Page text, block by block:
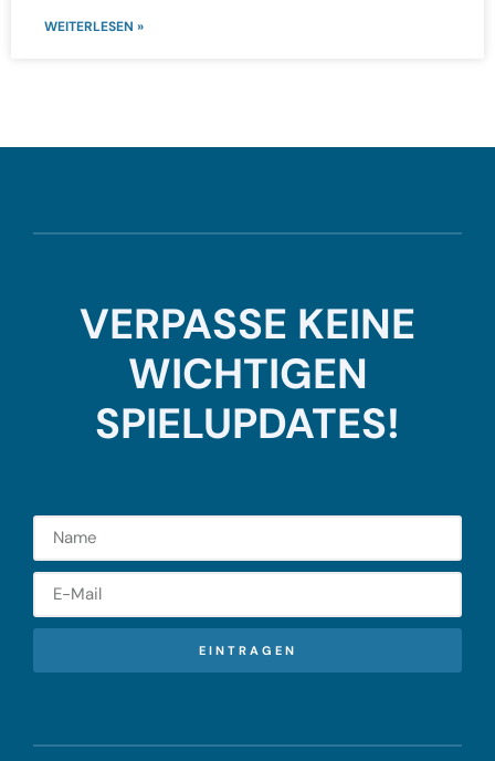
WEITERLESEN »
VERPASSE KEINE
WICHTIGEN
SPIELUPDATES!
EINTRAGEN